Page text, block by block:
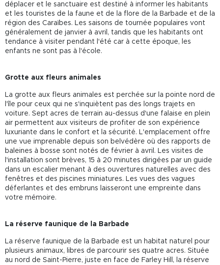
déplacer et le sanctuaire est destiné à informer les habitants
et les touristes de la faune et de la flore de la Barbade et de la
région des Caraïbes. Les saisons de tournée populaires vont
généralement de janvier à avril, tandis que les habitants ont
tendance à visiter pendant l'été car à cette époque, les
enfants ne sont pas à l'école.
Grotte aux fleurs animales
La grotte aux fleurs animales est perchée sur la pointe nord de
l'île pour ceux qui ne s'inquiètent pas des longs trajets en
voiture. Sept acres de terrain au-dessus d'une falaise en plein
air permettent aux visiteurs de profiter de son expérience
luxuriante dans le confort et la sécurité. L'emplacement offre
une vue imprenable depuis son belvédère où des rapports de
baleines à bosse sont notés de février à avril. Les visites de
l'installation sont brèves, 15 à 20 minutes dirigées par un guide
dans un escalier menant à des ouvertures naturelles avec des
fenêtres et des piscines miniatures. Les vues des vagues
déferlantes et des embruns laisseront une empreinte dans
votre mémoire.
La réserve faunique de la Barbade
La réserve faunique de la Barbade est un habitat naturel pour
plusieurs animaux, libres de parcourir ses quatre acres. Située
au nord de Saint-Pierre, juste en face de Farley Hill, la réserve